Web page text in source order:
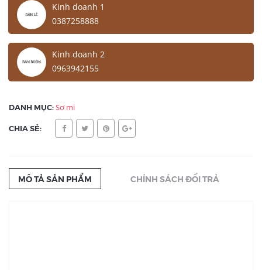
Kinh doanh 1
0387258888
Kinh doanh 2
0963942155
DANH MỤC:Sơ mi
CHIA SẺ:
MÔ TẢ SẢN PHẨM CHÍNH SÁCH ĐỔI TRẢ